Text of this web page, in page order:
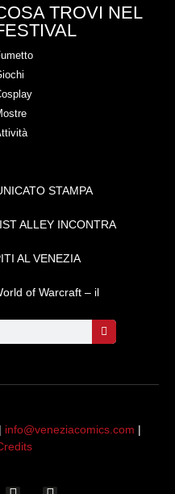
TROVI NEL
STAMPA
ALLEY INCONTRA
AL VENEZIA
of Warcraft – il
info@veneziacomics.com |